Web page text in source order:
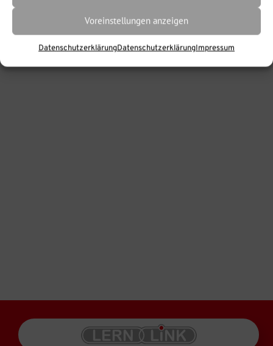
Voreinstellungen anzeigen
DatenschutzerklärungDatenschutzerklärungImpressum